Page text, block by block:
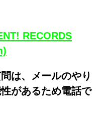
RECORDS
は、メールのやり
があるため電話で